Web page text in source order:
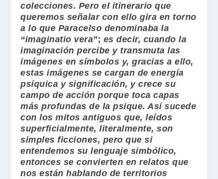
colecciones. Pero el itinerario que
queremos señalar con ello gira en torno
a lo que Paracelso denominaba la
“imaginatio vera”; es decir, cuando la
imaginación percibe y transmuta las
imágenes en símbolos y, gracias a ello,
estas imágenes se cargan de energía
psíquica y significación, y crece su
campo de acción porque toca capas
más profundas de la psique. Así sucede
con los mitos antiguos que, leídos
superficialmente, literalmente, son
simples ficciones, pero que si
entendemos su lenguaje simbólico,
entonces se convierten en relatos que
nos están hablando de territorios